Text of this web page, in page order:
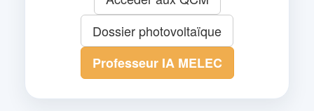
Dossier photovoltaïque
Professeur IA MELEC